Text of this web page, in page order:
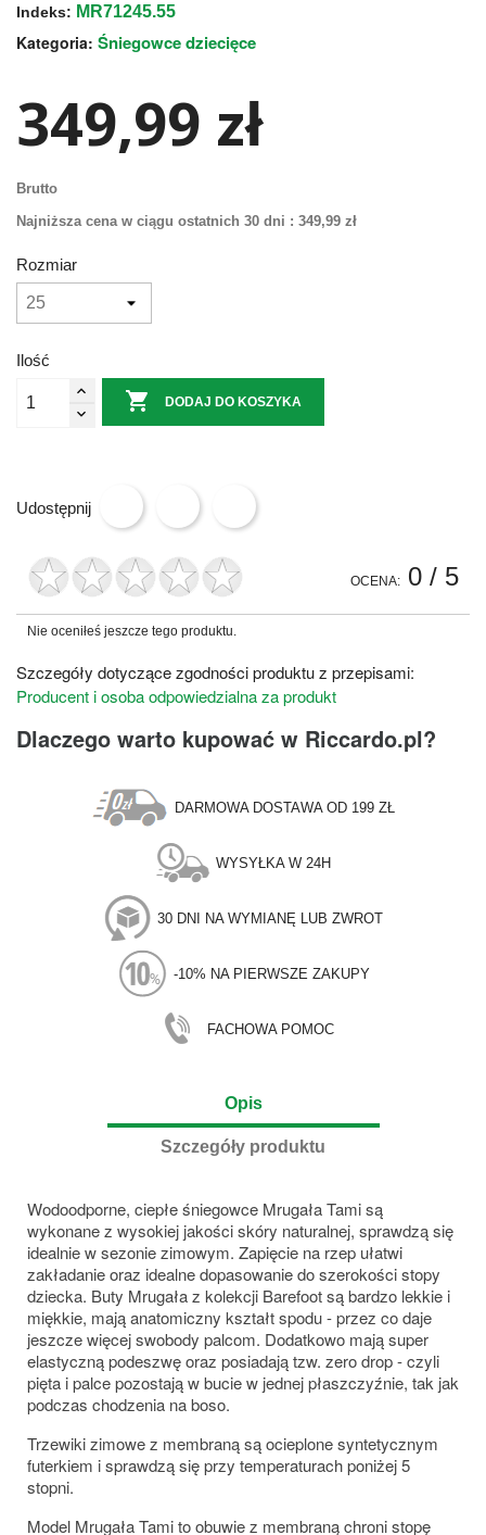
Indeks: MR71245.55
Kategoria: Śniegowce dziecięce
349,99 zł
Brutto
Najniższa cena w ciągu ostatnich 30 dni : 349,99 zł
Rozmiar
Ilość
 DODAJ DO KOSZYKA
Udostępnij
OCENA: 0 / 5
Nie oceniłeś jeszcze tego produktu.
Szczegóły dotyczące zgodności produktu z przepisami:
Producent i osoba odpowiedzialna za produkt
Dlaczego warto kupować w Riccardo.pl?
DARMOWA DOSTAWA OD 199 ZŁ
WYSYŁKA W 24H
30 DNI NA WYMIANĘ LUB ZWROT
-10% NA PIERWSZE ZAKUPY
FACHOWA POMOC
Opis
Szczegóły produktu
Wodoodporne, ciepłe śniegowce Mrugała Tami są
wykonane z wysokiej jakości skóry naturalnej, sprawdzą się
idealnie w sezonie zimowym. Zapięcie na rzep ułatwi
zakładanie oraz idealne dopasowanie do szerokości stopy
dziecka. Buty Mrugała z kolekcji Barefoot są bardzo lekkie i
miękkie, mają anatomiczny kształt spodu - przez co daje
jeszcze więcej swobody palcom. Dodatkowo mają super
elastyczną podeszwę oraz posiadają tzw. zero drop - czyli
pięta i palce pozostają w bucie w jednej płaszczyźnie, tak jak
podczas chodzenia na boso.
Trzewiki zimowe z membraną są ocieplone syntetycznym
futerkiem i sprawdzą się przy temperaturach poniżej 5
stopni.
Model Mrugała Tami to obuwie z membraną chroni stopę